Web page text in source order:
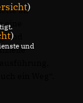
an
und
ein Weg“.
)
)
und